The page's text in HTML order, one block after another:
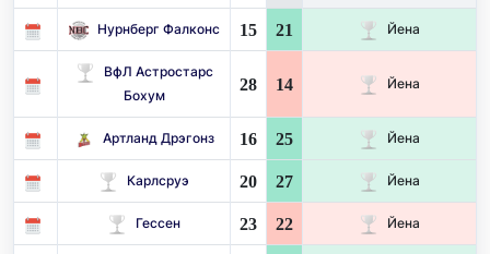
Нурнберг Фалконс 15 21 Йена
ВфЛ Астростарс
Бохум
28 14 Йена
Артланд Дрэгонз 16 25 Йена
Карлсруэ 20 27 Йена
Гессен 23 22 Йена